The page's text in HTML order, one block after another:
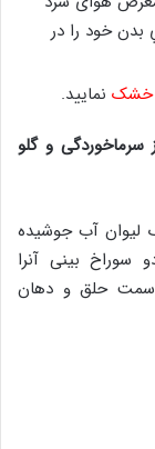
بدن خود را در
خشک نمایید.
و گلو
آب جوشیده
بینی آنرا
سمت حلق و دهان